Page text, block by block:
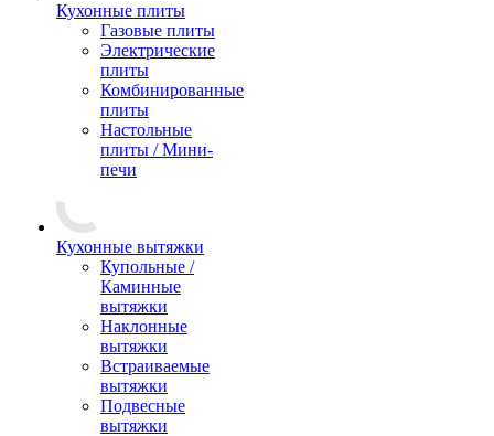
Кухонные плиты
Газовые плиты
Электрические
плиты
Комбинированные
плиты
Настольные
плиты / Мини-
печи
Кухонные вытяжки
Купольные /
Каминные
вытяжки
Наклонные
вытяжки
Встраиваемые
вытяжки
Подвесные
вытяжки